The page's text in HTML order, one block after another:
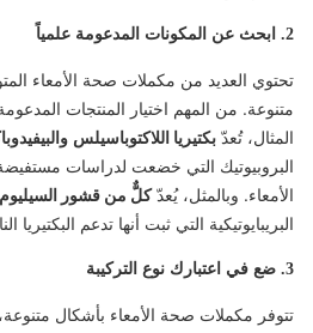
2. ابحث عن المكونات المدعومة علمياً
تحتوي العديد من مكملات صحة الأمعاء
متنوعة. من المهم اختيار المنتجات
المثال، تُعدّ بكتيريا اللاكتوباسيلس
البروبيوتيك التي خضعت لدراسات
الأمعاء. وبالمثل، يُعدّكلٌّ من قشور السيليوم
البريبايوتيكية التي ثبت أنها تدعم البكتيريا
3. ضع في اعتبارك نوع التركيبة
تتوفر مكملات صحة الأمعاء بأشكال